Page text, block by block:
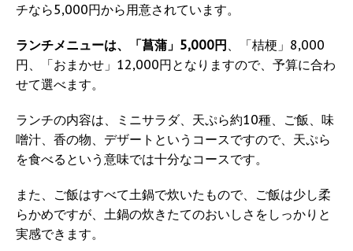
チなら5,000円から用意されています。
ランチメニューは、「菖蒲」5,000円 、「桔梗」8,000
円、「おまかせ」12,000円となりますので、予算に合わ
せて選べます。
ランチの内容は、ミニサラダ、天ぷら約10種、ご飯、味
噌汁、香の物、デザートというコースですので、天ぷら
を食べるという意味では十分なコースです。
また、ご飯はすべて土鍋で炊いたもので、ご飯は少し柔
らかめですが、土鍋の炊きたてのおいしさをしっかりと
実感できます。